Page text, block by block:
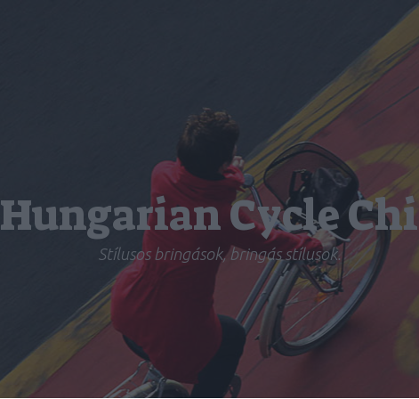
Hungarian Cycle
Stílusos bringások, bringás stílusok.